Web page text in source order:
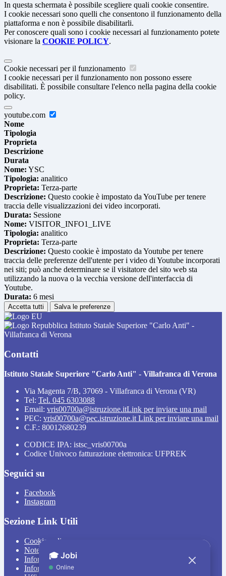
In questa schermata è possibile scegliere quali cookie consentire.
I cookie necessari sono quelli che consentono il funzionamento della
piattaforma e non è possibile disabilitarli.
Per conoscere quali sono i cookie necessari al funzionamento potete
visionare la COOKIE POLICY.
Cookie necessari per il funzionamento
I cookie necessari per il funzionamento non possono essere
disabilitati. È possibile consultare l'elenco nella pagina della cookie
policy.
youtube.com
Nome
Tipologia
Proprieta
Descrizione
Durata
Nome: YSC
Tipologia: analitico
Proprieta: Terza-parte
Descrizione: Questo cookie è impostato da YouTube per tenere
traccia delle visualizzazioni dei video incorporati.
Durata: Sessione
Nome: VISITOR_INFO1_LIVE
Tipologia: analitico
Proprieta: Terza-parte
Descrizione: Questo cookie è impostato da Youtube per tenere
traccia delle preferenze dell'utente per i video di Youtube incorporati
nei siti; può anche determinare se il visitatore del sito web sta
utilizzando la nuova o la vecchia versione dell'interfaccia di
Youtube.
Durata: 6 mesi
Accetta tutti Salva le preferenze
Istituto Statale Superiore "Carlo Anti" -
Villafranca di Verona
Contatti
Istituto Statale Superiore "Carlo Anti" - Villafranca di Verona
Via Magenta 7/B, 37069 - Villafranca di Verona (VR)
Tel: Tel. 045 6303088
Email: vris00700a@istruzione.itLink per inviare una mail
PEC: vris00700a@pec.istruzione.it Link per inviare una mail
C.F.: 80012680239
CODICE IPA: istsc_vris00700a
Codice Univoco fatturazione elettronica: UFPREK
Seguici su
Facebook
Instagram
Sezione Link Utili
Cookie policy
Note legali
Informativa Privacy
Informativa Privacy chatbot Jobi